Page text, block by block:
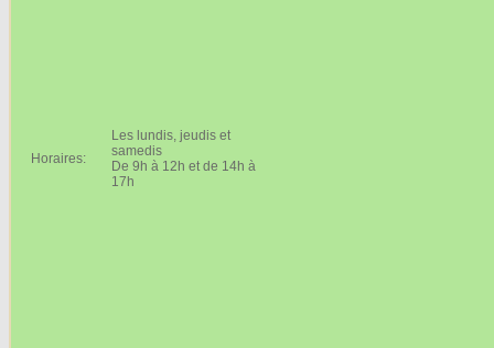
Horaires:
Les lundis, jeudis et
samedis
De 9h à 12h et de 14h à
17h